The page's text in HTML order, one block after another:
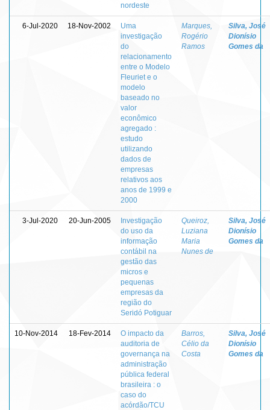
nordeste
6-Jul-2020 18-Nov-2002
Uma
investigação
do
relacionamento
entre o Modelo
Fleuriet e o
modelo
baseado no
valor
econômico
agregado :
estudo
utilizando
dados de
empresas
relativos aos
anos de 1999 e
2000
Marques,
Rogério
Ramos
Silva, José
Dionísio
Gomes da
3-Jul-2020 20-Jun-2005
Investigação
do uso da
informação
contábil na
gestão das
micros e
pequenas
empresas da
região do
Seridó Potiguar
Queiroz,
Luziana
Maria
Nunes de
Silva, José
Dionísio
Gomes da
10-Nov-2014 18-Fev-2014
O impacto da
auditoria de
governança na
administração
pública federal
brasileira : o
caso do
acórdão/TCU
Barros,
Célio da
Costa
Silva, José
Dionísio
Gomes da